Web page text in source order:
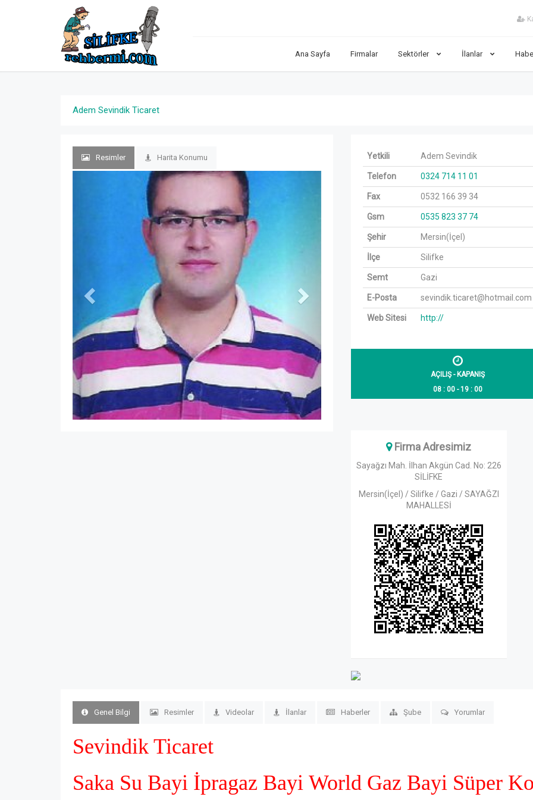
Ana Sayfa Firmalar Sektörler İlanlar
Adem Sevindik Ticaret
Resimler Harita Konumu Yetkili Adem Sevindik
Telefon 0324 714 11 01
Fax 0532 166 39 34
Gsm 0535 823 37 74
Şehir Mersin(İçel)
İlçe Silifke
Semt Gazi
E-Posta sevindik.ticaret@hotmail.com
Web Sitesi http://
AÇILIŞ - KAPANIŞ
08 : 00 - 19 : 00
Firma Adresimiz
Sayağzı Mah. İlhan Akgün Cad. No: 226
SİLİFKE
Mersin(İçel) / Silifke / Gazi / SAYAĞZI
MAHALLESİ
Genel Bilgi Resimler Videolar İlanlar Haberler Şube Yorumlar
Sevindik Ticaret
Saka Su Bayi İpragaz Bayi World Gaz Bayi Süper